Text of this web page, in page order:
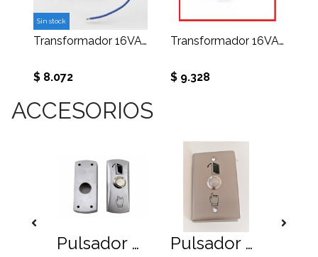
Sin stock
Transformador 16VAC 1,5 A
$ 8.072
Transformador 16VAC 2 A
$ 9.328
ACCESORIOS
Pulsador de salida sobrepuesto metálico con iluminación Pulsador de salida metálico para caja de distribuc